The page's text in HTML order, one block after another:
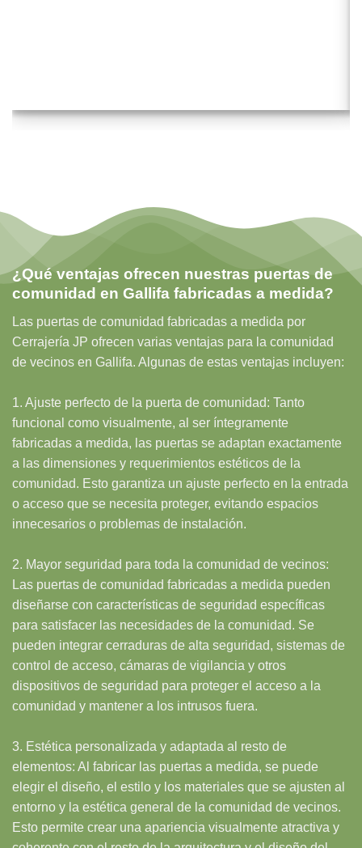
¿Qué ventajas ofrecen nuestras puertas de
comunidad en Gallifa fabricadas a medida?
Las puertas de comunidad fabricadas a medida por
Cerrajería JP ofrecen varias ventajas para la comunidad
de vecinos en Gallifa. Algunas de estas ventajas incluyen:
1. Ajuste perfecto de la puerta de comunidad: Tanto
funcional como visualmente, al ser íntegramente
fabricadas a medida, las puertas se adaptan exactamente
a las dimensiones y requerimientos estéticos de la
comunidad. Esto garantiza un ajuste perfecto en la entrada
o acceso que se necesita proteger, evitando espacios
innecesarios o problemas de instalación.
2. Mayor seguridad para toda la comunidad de vecinos:
Las puertas de comunidad fabricadas a medida pueden
diseñarse con características de seguridad específicas
para satisfacer las necesidades de la comunidad. Se
pueden integrar cerraduras de alta seguridad, sistemas de
control de acceso, cámaras de vigilancia y otros
dispositivos de seguridad para proteger el acceso a la
comunidad y mantener a los intrusos fuera.
3. Estética personalizada y adaptada al resto de
elementos: Al fabricar las puertas a medida, se puede
elegir el diseño, el estilo y los materiales que se ajusten al
entorno y la estética general de la comunidad de vecinos.
Esto permite crear una apariencia visualmente atractiva y